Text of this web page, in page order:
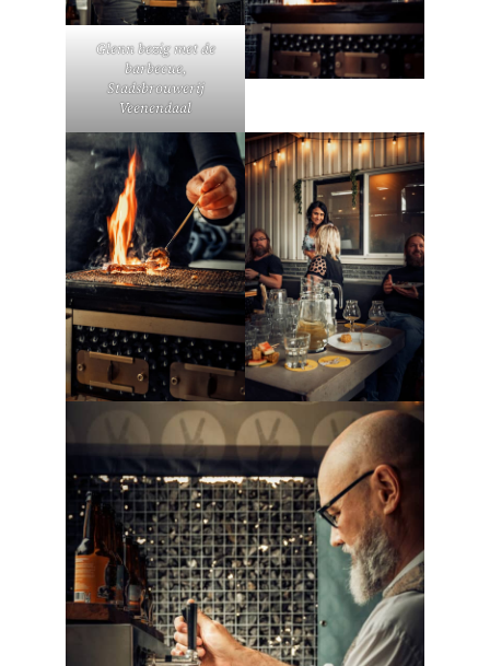
Glenn bezig met de
barbecue,
Stadsbrouwerij
Veenendaal